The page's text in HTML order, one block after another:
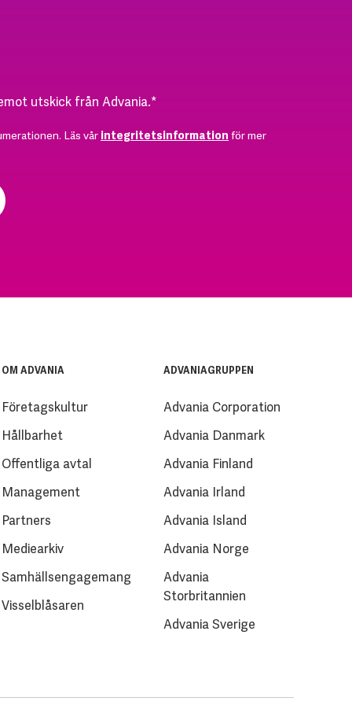
utskick från Advania.*
Läs vår integritetsinformation för mer
OM ADVANIA
Företagskultur
Hållbarhet
Offentliga avtal
Management
Partners
Mediearkiv
Samhällsengagemang
Visselblåsaren
ADVANIAGRUPPEN
Advania Corporation
Advania Danmark
Advania Finland
Advania Irland
Advania Island
Advania Norge
Advania
Storbritannien
Advania Sverige